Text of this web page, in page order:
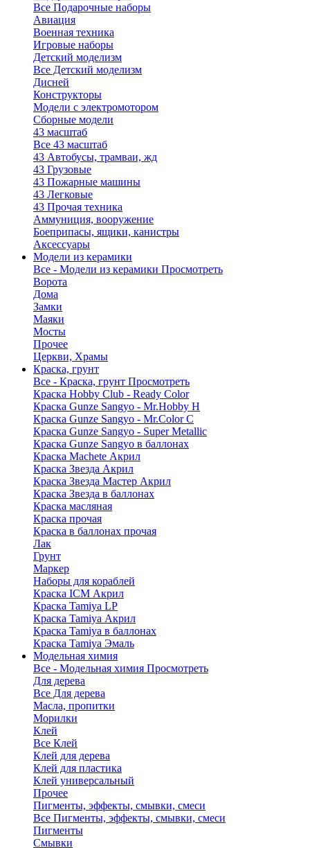
Все Подарочные наборы
Авиация
Военная техника
Игровые наборы
Детский моделизм
Все Детский моделизм
Дисней
Конструкторы
Модели с электромотором
Сборные модели
43 масштаб
Все 43 масштаб
43 Автобусы, трамваи, жд
43 Грузовые
43 Пожарные машины
43 Легковые
43 Прочая техника
Аммуниция, вооружение
Боеприпасы, ящики, канистры
Аксессуары
Модели из керамики
Все - Модели из керамики Просмотреть
Ворота
Дома
Замки
Маяки
Мосты
Прочее
Церкви, Храмы
Краска, грунт
Все - Краска, грунт Просмотреть
Краска Hobby Club - Ready Color
Краска Gunze Sangyo - Mr.Hobby H
Краска Gunze Sangyo - Mr.Color C
Краска Gunze Sangyo - Super Metallic
Краска Gunze Sangyo в баллонах
Краска Machete Акрил
Краска Звезда Акрил
Краска Звезда Мастер Акрил
Краска Звезда в баллонах
Краска масляная
Краска прочая
Краска в баллонах прочая
Лак
Грунт
Маркер
Наборы для кораблей
Краска ICM Акрил
Краска Tamiya LP
Краска Tamiya Акрил
Краска Tamiya в баллонах
Краска Tamiya Эмаль
Модельная химия
Все - Модельная химия Просмотреть
Для дерева
Все Для дерева
Масла, пропитки
Морилки
Клей
Все Клей
Клей для дерева
Клей для пластика
Клей универсальный
Прочее
Пигменты, эффекты, смывки, смеси
Все Пигменты, эффекты, смывки, смеси
Пигменты
Смывки